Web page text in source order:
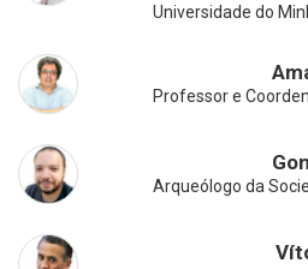
Universidade do
Professor e
Arqueólogo da